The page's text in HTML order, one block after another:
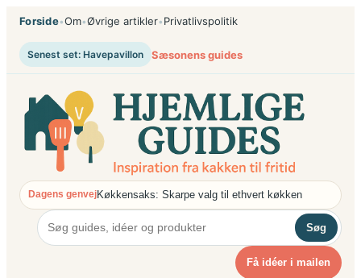
Spring
indhold
Forside•Om•Øvrige artikler• Privatlivspolitik
Senest set: Havepavillon Sæsonens guides
Dagens genvejKøkkensaks: Skarpe valg til ethvert køkken
Søg
Få idéer i mailen